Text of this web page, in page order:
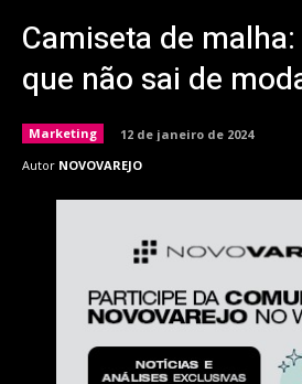
Camiseta de
que não sai de
Marketing
12 de janeiro de 2024
Autor NOVOVAREJO